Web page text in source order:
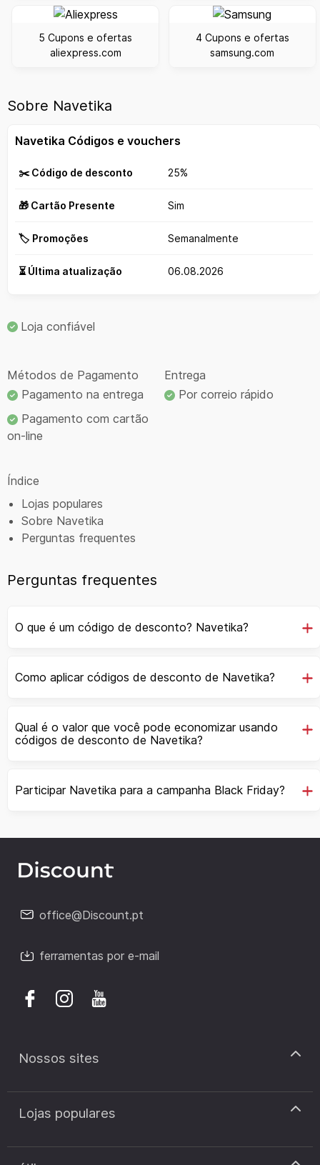
5 Cupons e ofertas
aliexpress.com
4 Cupons e ofertas
samsung.com
Sobre Navetika
Navetika Códigos e vouchers
✂️ Código de desconto 25%
🎁 Cartão Presente Sim
🏷️ Promoções Semanalmente
⏳ Última atualização 06.08.2026
Loja confiável
Métodos de Pagamento
Pagamento na entrega
Pagamento com cartão
on-line
Entrega
Por correio rápido
Índice
Lojas populares
Sobre Navetika
Perguntas frequentes
Perguntas frequentes
O que é um código de desconto? Navetika?
Como aplicar códigos de desconto de Navetika?
Qual é o valor que você pode economizar usando
códigos de desconto de Navetika?
Participar Navetika para a campanha Black Friday?
office@Discount.pt
ferramentas por e-mail
Nossos sites
discount.pt
discount.sk
Lojas populares
Cupão de desconto Zooplus